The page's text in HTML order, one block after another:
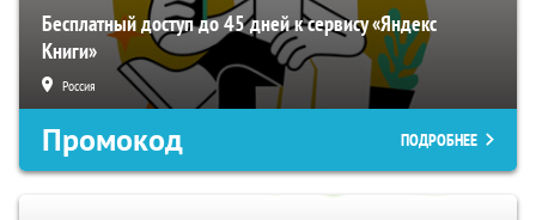
Бесплатный доступ до 45 дней к сервису «Яндекс
Книги»
Россия
Промокод ПОДРОБНЕЕ